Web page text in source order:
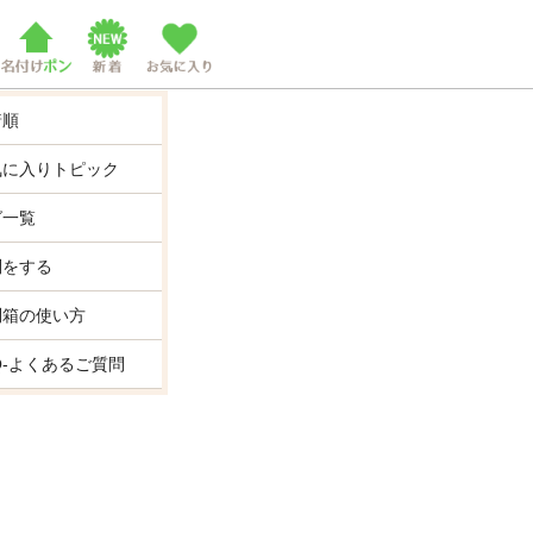
入りトピック
覧
する
の使い方
よくあるご質問